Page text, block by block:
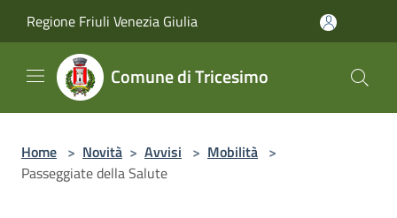
Regione Friuli Venezia Giulia
Comune di Tricesimo
Home > Novità > Avvisi > Mobilità >
Passeggiate della Salute